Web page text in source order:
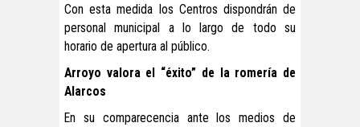
Con esta medida los Centros dispondrán de
personal municipal a lo largo de todo su
horario de apertura al público.
Arroyo valora el “éxito” de la romería de
Alarcos
En su comparecencia ante los medios de